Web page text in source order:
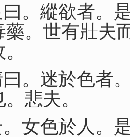
。縱欲者。
藥。世有壯夫
。迷於色者
悲夫。
女色於人。